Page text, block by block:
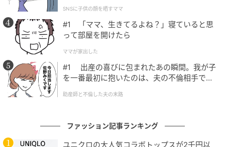
出典:aiai様ご提供
SNSに子供の顔を晒すママ
#1 「ママ、生きてるよね？」寝ていると思
って部屋を開けたら
ママが家出した
#1 出産の喜びに包まれたあの瞬間。我が子
を一番最初に抱いたのは、夫の不倫相手でし
助産師と不倫した夫の末路
ファッション記事ランキング
ユニクロの大人気コラボトップスが2千円以